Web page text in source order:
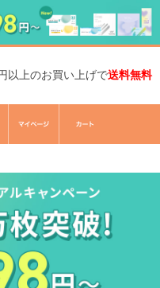
以上のお買い上げで送料無料